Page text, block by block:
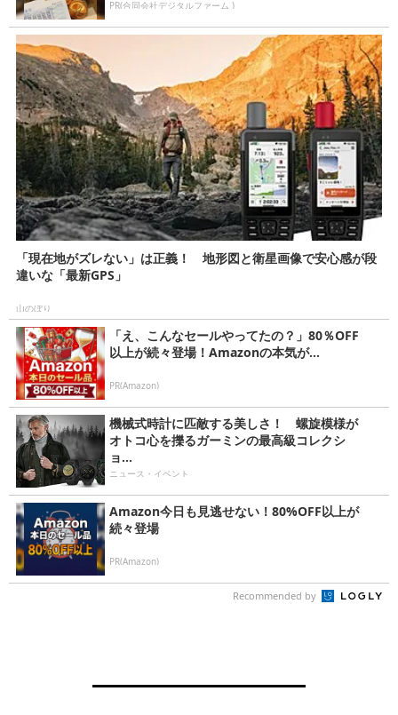
PR(合同会社デジタルファーム )
「現在地がズレない」は正義！ 地形図と衛星画像で安心感が段
違いな「最新GPS」
山のぼり
「え、こんなセールやってたの？」80％OFF
以上が続々登場！Amazonの本気が...
PR(Amazon)
機械式時計に匹敵する美しさ！ 螺旋模様が
オトコ心を擽るガーミンの最高級コレクシ
ョ...
ニュース・イベント
Amazon今日も見逃せない！80%OFF以上が
続々登場
PR(Amazon)
Recommended by